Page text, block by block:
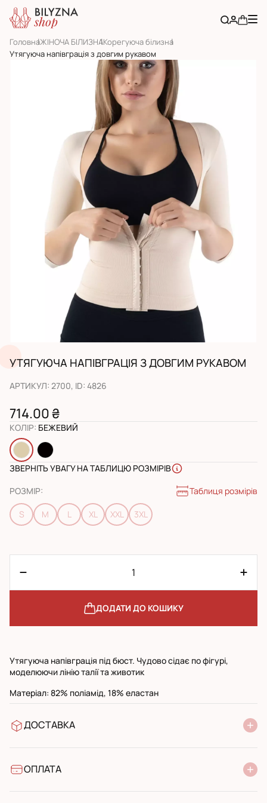
ГоловнаЖІНОЧА БІЛИЗНАКорегуюча білизна
Утягуюча напівграція з довгим рукавом
УТЯГУЮЧА НАПІВГРАЦІЯ З ДОВГИМ РУКАВОМ
АРТИКУЛ: 2700, ID: 4826
714.00 ₴
КОЛІР: БЕЖЕВИЙ
ЗВЕРНІТЬ УВАГУ НА ТАБЛИЦЮ РОЗМІРІВ
РОЗМІР: Таблиця розмірів
S M L XL XXL 3XL
ДОДАТИ ДО КОШИКУ
Утягуюча напівграція під бюст. Чудово сідає по фігурі,
моделюючи лінію талії та животик
Матеріал: 82% поліамід, 18% еластан
ДОСТАВКА
УкрПошта стандарт
ОПЛАТА
Банківський переказ